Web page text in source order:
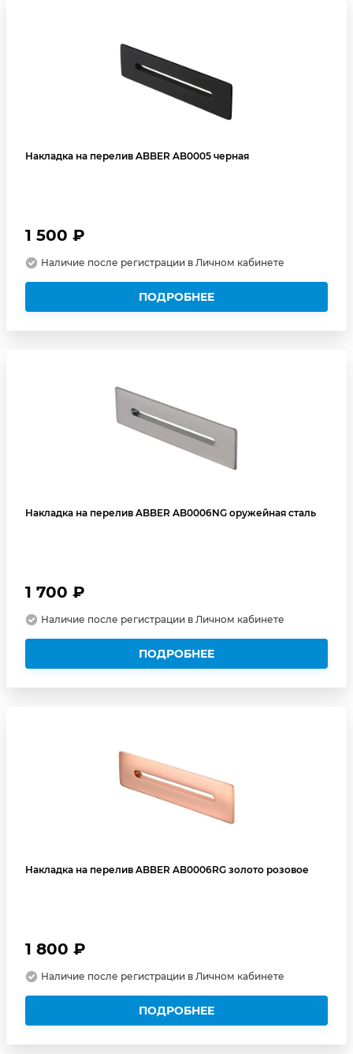
Накладка на перелив ABBER AB0005 черная
1 500 ₽
Наличие после регистрации в Личном кабинете
ПОДРОБНЕЕ
Накладка на перелив ABBER AB0006NG оружейная сталь
1 700 ₽
Наличие после регистрации в Личном кабинете
ПОДРОБНЕЕ
Накладка на перелив ABBER AB0006RG золото розовое
1 800 ₽
Наличие после регистрации в Личном кабинете
ПОДРОБНЕЕ